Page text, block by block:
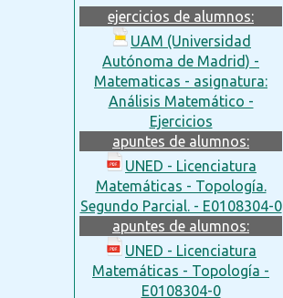
ejercicios de alumnos:
UAM (Universidad
Autónoma de Madrid) -
Matematicas - asignatura:
Análisis Matemático -
Ejercicios
apuntes de alumnos:
UNED - Licenciatura
Matemáticas - Topología.
Segundo Parcial. - E0108304-0
apuntes de alumnos:
UNED - Licenciatura
Matemáticas - Topología -
E0108304-0